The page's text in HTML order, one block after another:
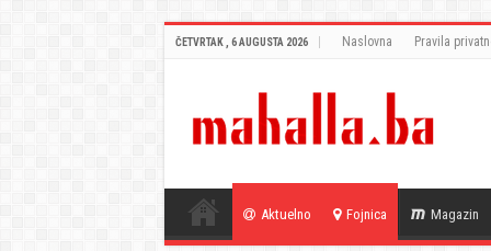
ČETVRTAK , 6 AUGUSTA 2026 Naslovna Pravila
Aktuelno Fojnica Magazin